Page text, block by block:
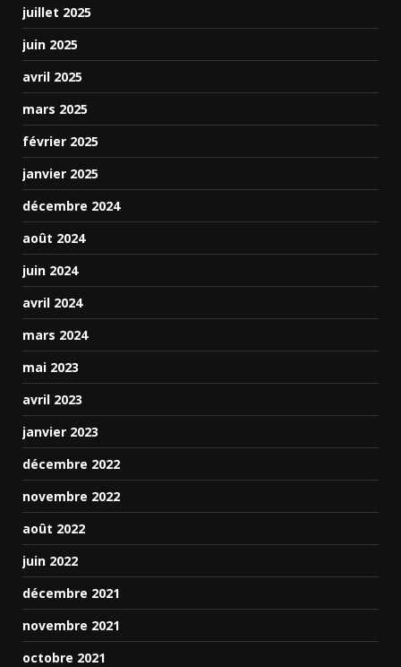
juillet 2025
juin 2025
avril 2025
mars 2025
février 2025
janvier 2025
décembre 2024
août 2024
juin 2024
avril 2024
mars 2024
mai 2023
avril 2023
janvier 2023
décembre 2022
novembre 2022
août 2022
juin 2022
décembre 2021
novembre 2021
octobre 2021